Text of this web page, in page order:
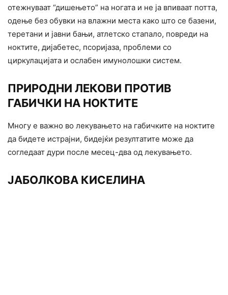
отежнуваат “дишењето” на ногата и не ја впиваат потта,
одење без обувки на влажни места како што се базени,
теретани и јавни бањи, атлетско стапало, повреди на
ноктите, дијабетес, псоријаза, проблеми со
циркулацијата и ослабен имунолошки систем.
ПРИРОДНИ ЛЕКОВИ ПРОТИВ
ГАБИЧКИ НА НОКТИТЕ
Многу е важно во лекувањето на габичките на ноктите
да бидете истрајни, бидејќи резултатите може да
согледаат дури после месец-два од лекувањето.
ЈАБОЛКОВА КИСЕЛИНА